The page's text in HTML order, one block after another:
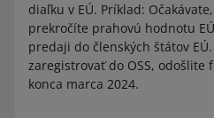
diaľku v EÚ. Príklad:
prekročíte prahovú hodnotu
predaji do členských štátov
zaregistrovať do OSS, odošlite
konca marca 2024.